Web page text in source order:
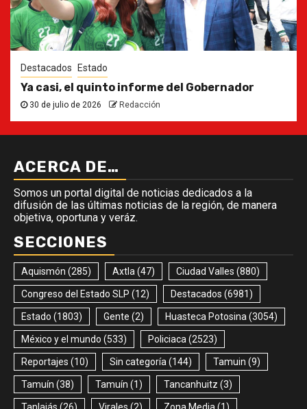
Destacados Estado
Ya casi, el quinto informe del Gobernador
30 de julio de 2026 Redacción
ACERCA DE…
Somos un portal digital de noticias dedicados a la
difusión de las últimas noticias de la región, de manera
objetiva, oportuna y veráz.
SECCIONES
Aquismón (285) Axtla(47) Ciudad Valles (880)
Congreso del Estado SLP (12) Destacados (6981)
Estado (1803) Gente (2) Huasteca Potosina(3054)
México y el mundo (533) Policiaca(2523)
Reportajes (10) Sin categoría(144) Tamuin (9)
Tamuín (38) Tamuín (1) Tancanhuitz (3)